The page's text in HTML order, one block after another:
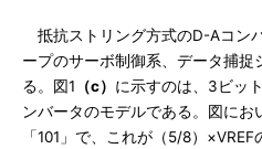
抵抗ストリング方式のD-Aコン
ープのサーボ制御系、データ捕
る。図1 （c） に示すのは、3ビッ
ンバータのモデルである。図に
「101」で、これが（5/8）